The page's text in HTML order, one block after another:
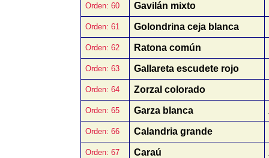
Orden: 60 Gavilán mixto
Orden: 61 Golondrina ceja blanca
Orden: 62 Ratona común
Orden: 63 Gallareta escudete rojo
Orden: 64 Zorzal colorado
Orden: 65 Garza blanca
Orden: 66 Calandria grande
Orden: 67 Caraú